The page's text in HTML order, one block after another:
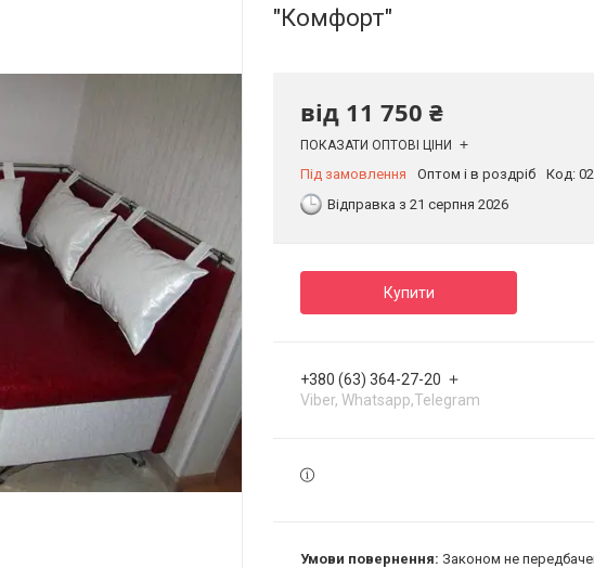
"Комфорт"
від 11 750 ₴
ПОКАЗАТИ ОПТОВІ ЦІНИ
Під замовлення Оптом і в роздріб Код:
Відправка з 21 серпня 2026
Купити
+380 (63) 364-27-20
Viber, Whatsapp,Telegram
Законом не